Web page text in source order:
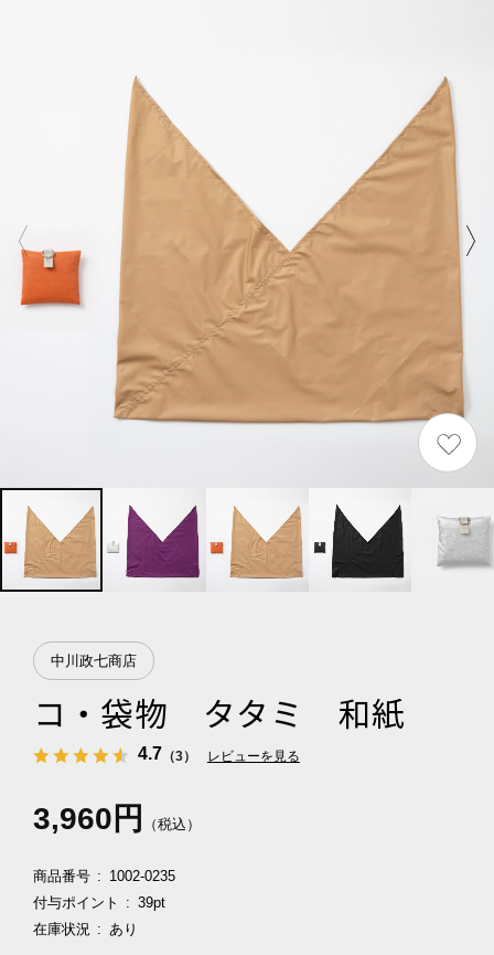
中川政七商店
コ・袋物 タタミ 和紙
4.7 （3） レビューを見る
3,960円 （税込）
商品番号
1002-0235
付与ポイント
39pt
在庫状況
あり